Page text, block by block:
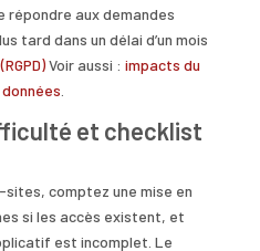
répondre aux demandes
tard dans un délai d’un mois
Voir aussi : impacts du
et checklist
comptez une mise en
si les accès existent, et
est incomplet. Le